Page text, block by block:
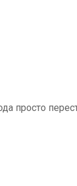
просто